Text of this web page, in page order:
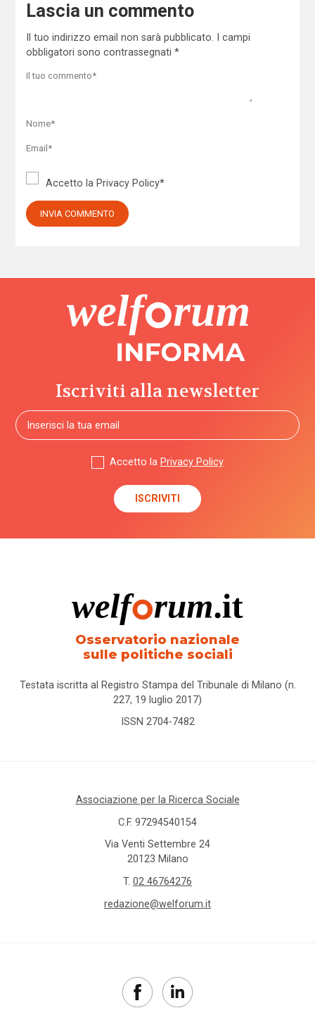
Lascia un commento
Il tuo indirizzo email non sarà pubblicato.
I campi
obbligatori sono contrassegnati *
Accetto la Privacy Policy*
Iscriviti alla newsletter
Accetto la Privacy Policy
Osservatorio nazionale
sulle politiche sociali
Testata iscritta al Registro Stampa del Tribunale di Milano (n.
227, 19 luglio 2017)
ISSN 2704-7482
Associazione per la Ricerca Sociale
C.F. 97294540154
Via Venti Settembre 24
20123 Milano
T. 02 46764276
redazione@welforum.it